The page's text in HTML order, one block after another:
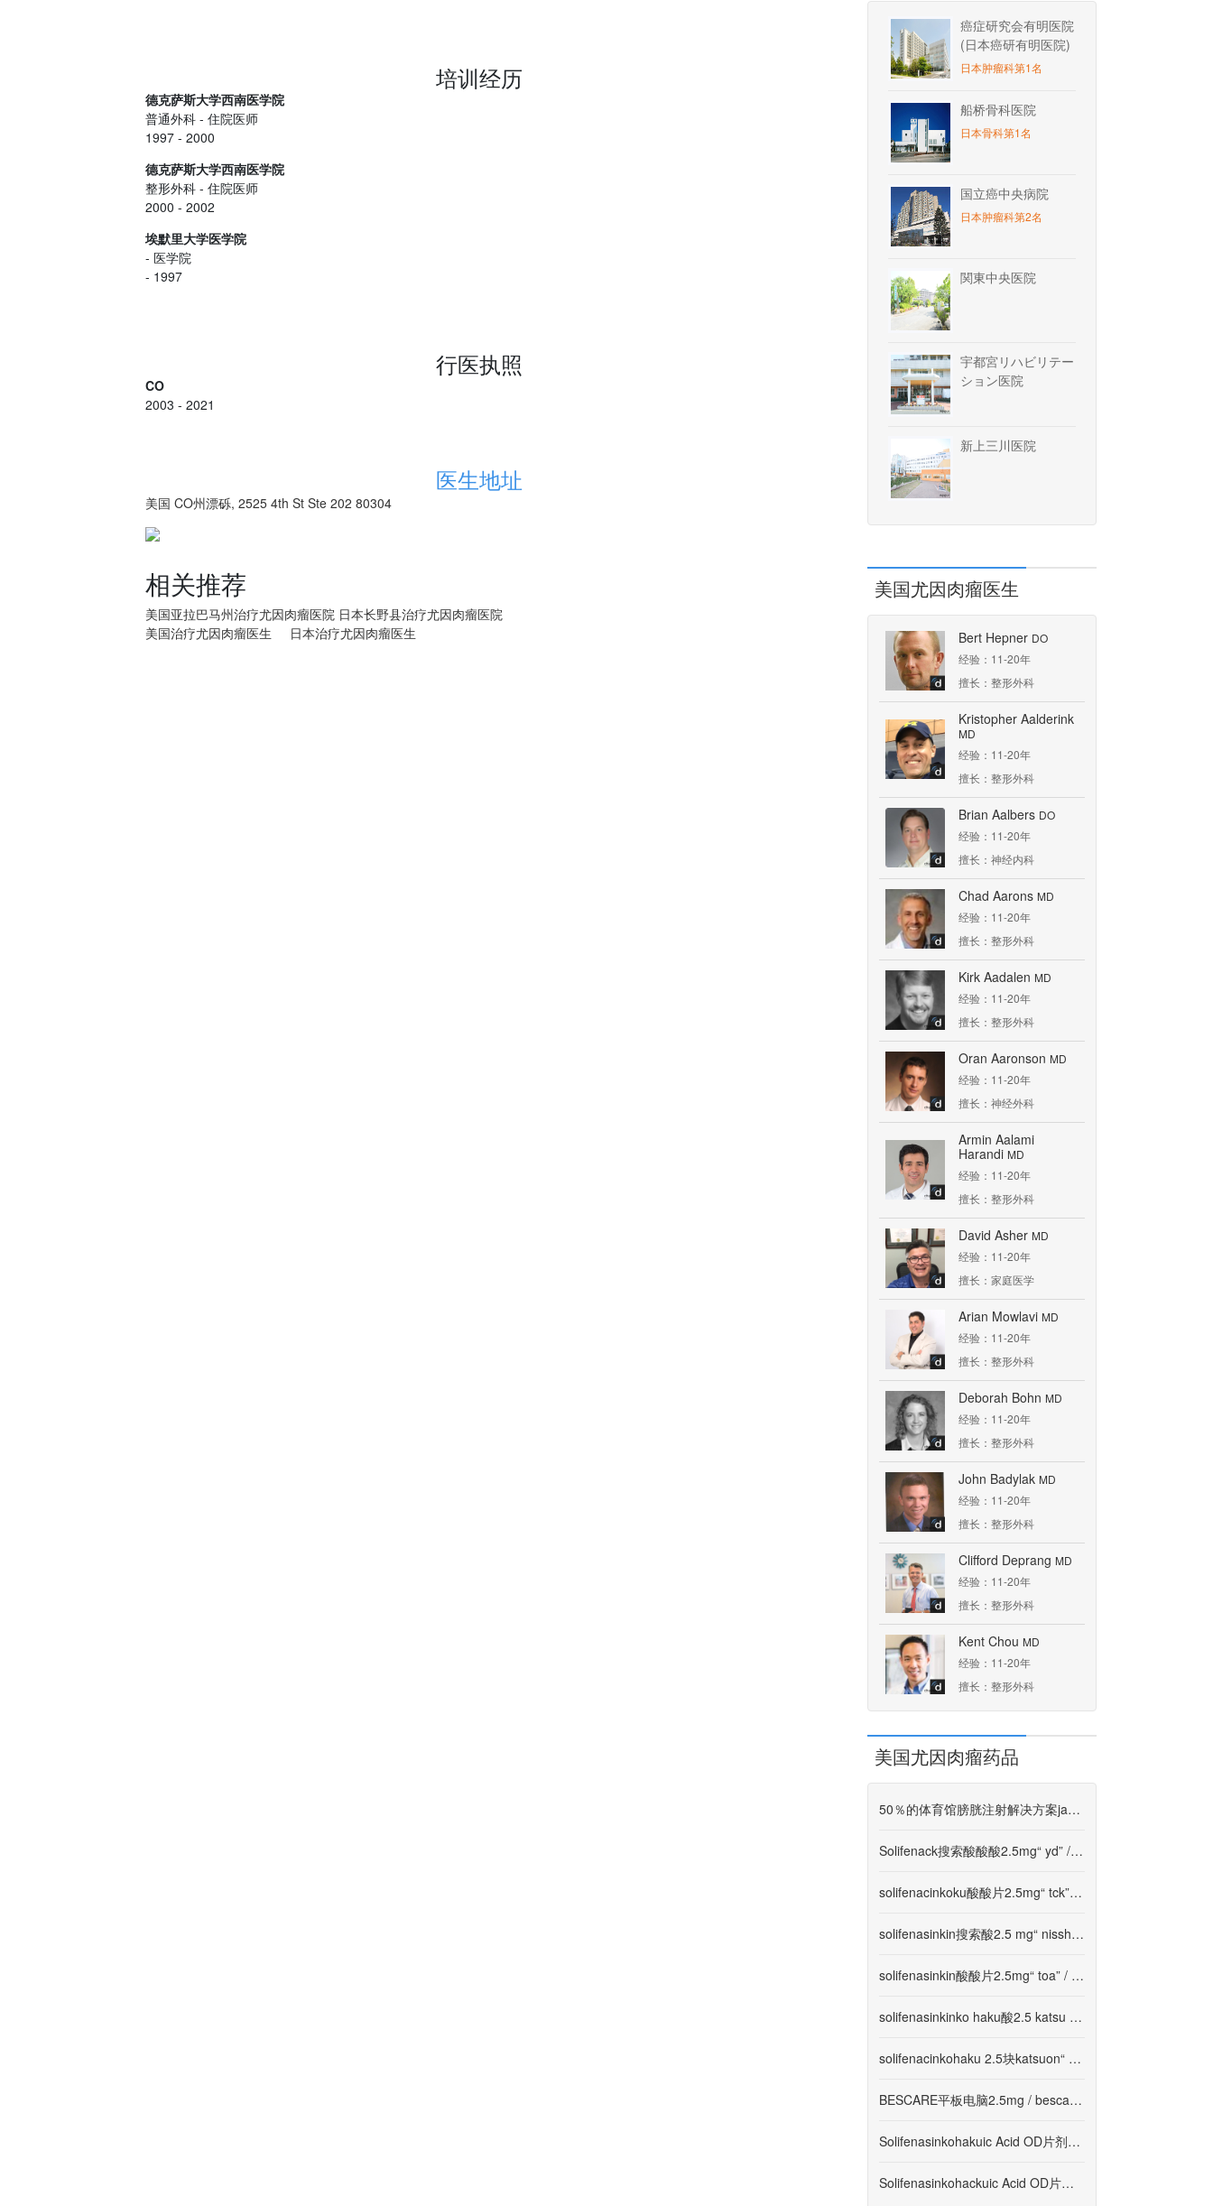
培训经历
德克萨斯大学西南医学院
普通外科 - 住院医师
1997 - 2000
德克萨斯大学西南医学院
整形外科 - 住院医师
2000 - 2002
埃默里大学医学院
- 医学院
- 1997
行医执照
CO
2003 - 2021
医生地址
美国 CO州漂砾, 2525 4th St Ste 202 80304
相关推荐
美国亚拉巴马州治疗尤因肉瘤医院 日本长野县治疗尤因肉瘤医院
美国治疗尤因肉瘤医生
日本治疗尤因肉瘤医生
癌症研究会有明医院
(日本癌研有明医院)
日本肿瘤科第1名
船桥骨科医院
日本骨科第1名
国立癌中央病院
日本肿瘤科第2名
関東中央医院
宇都宮リハビリテー
ション医院
新上三川医院
美国尤因肉瘤医生
Bert Hepner DO
经验：11-20年
擅长：整形外科
Kristopher Aalderink
MD
经验：11-20年
擅长：整形外科
Brian Aalbers DO
经验：11-20年
擅长：神经内科
Chad Aarons MD
经验：11-20年
擅长：整形外科
Kirk Aadalen MD
经验：11-20年
擅长：整形外科
Oran Aaronson MD
经验：11-20年
擅长：神经外科
Armin Aalami
Harandi MD
经验：11-20年
擅长：整形外科
David Asher MD
经验：11-20年
擅长：家庭医学
Arian Mowlavi MD
经验：11-20年
擅长：整形外科
Deborah Bohn MD
经验：11-20年
擅长：整形外科
John Badylak MD
经验：11-20年
擅长：整形外科
Clifford Deprang MD
经验：11-20年
擅长：整形外科
Kent Chou MD
经验：11-20年
擅长：整形外科
美国尤因肉瘤药品
50％的体育馆膀胱注射解决方案jazh-CN
Solifenack搜索酸酸酸2.5mg“ yd” / solifenasco搜索fi
solifenacinkoku酸酸片2.5mg“ tck” / solifeniasfi
solifenasinkin搜索酸2.5 mg“ nissho” / solifenasfi
solifenasinkin酸酸片2.5mg“ toa” / solifenasink hfi
solifenasinkinko haku酸2.5 katsu katsu“ tsuruhara”
solifenacinkohaku 2.5块katsuon“ sawai” / solifenasi
BESCARE平板电脑2.5mg / bescare锁5mgjazh-CN
Solifenasinkohakuic Acid OD片剂2.5mg“ JG” / solipena
Solifenasinkohackuic Acid OD片剂2.5mg“ Nipro” / soli